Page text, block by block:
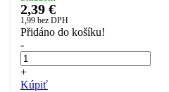
2,39 €
1,99 bez DPH
Přidáno do košíku!
-
+
Kúpiť